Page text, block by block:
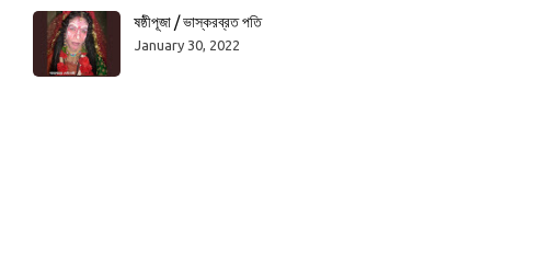
ষষ্ঠীপূজা / ভাস্করব্রত পতি
January 30, 2022